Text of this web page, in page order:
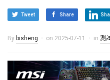
Tweet Share
By bisheng on 2025-07-11 in 測